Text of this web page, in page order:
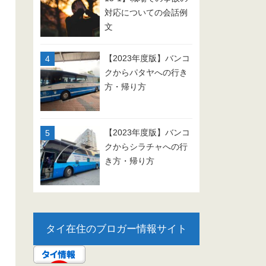
対応についての会話例
文
【2023年度版】バンコ
クからパタヤへの行き
方・帰り方
【2023年度版】バンコ
クからシラチャへの行
き方・帰り方
タイ在住のブロガー情報サイト